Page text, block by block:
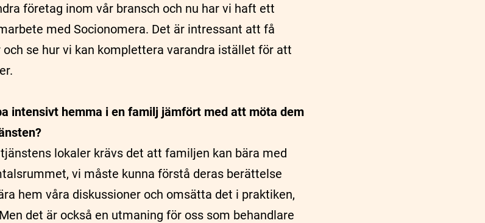
företag inom vår bransch och nu har vi haft ett
med Socionomera. Det är intressant att få
se hur vi kan komplettera varandra istället för att
intensivt hemma i en familj jämfört med att möta dem
lokaler krävs det att familjen kan bära med
vi måste kunna förstå deras berättelse
hem våra diskussioner och omsätta det i praktiken,
det är också en utmaning för oss som behandlare